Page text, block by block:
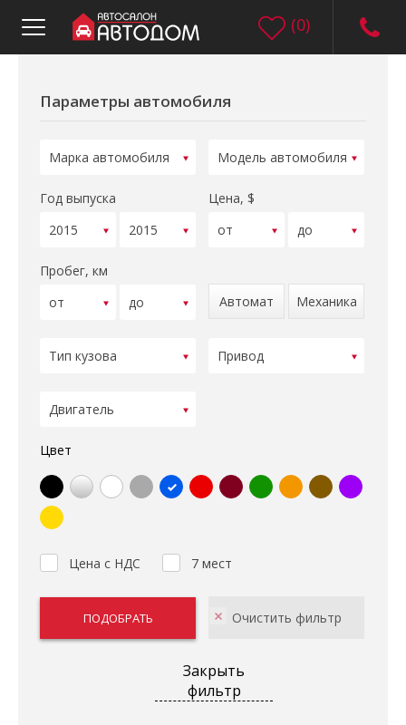
(0)
Параметры автомобиля
Год выпуска Цена, $
Пробег, км
Автомат
Механика
Цвет
Цена с НДС 7 мест
Закрыть
фильтр